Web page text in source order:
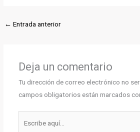
← Entrada anterior
Deja un comentario
Tu dirección de correo electrónico no
campos obligatorios están marcados